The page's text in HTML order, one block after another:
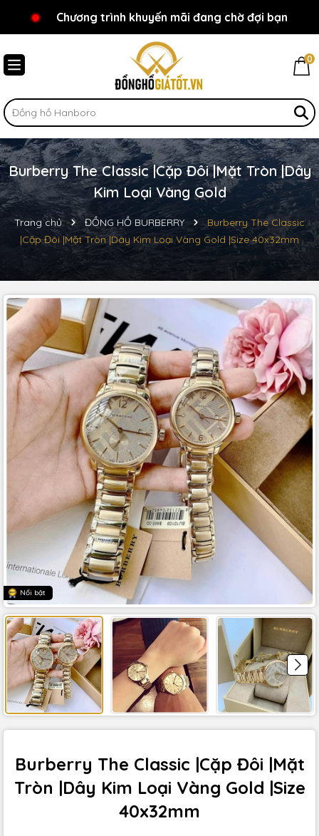
Chào mừng bạn đến với Đồnghồgiátốt.vn!
Chương trình khuyến mãi đang chờ đợi bạn
0
Burberry The Classic |Cặp Đôi |Mặt Tròn |Dây
Kim Loại Vàng Gold
Trang chủ ĐỒNG HỒ BURBERRY
Burberry The Classic
|Cặp Đôi |Mặt Tròn |Dây Kim Loại Vàng Gold |Size 40x32mm
Nổi bật
Burberry The Classic |Cặp Đôi |Mặt
Tròn |Dây Kim Loại Vàng Gold |Size
40x32mm